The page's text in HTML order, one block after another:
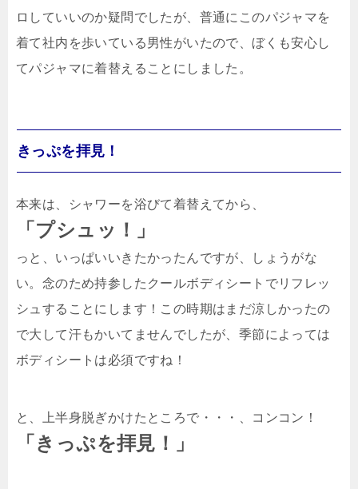
ロしていいのか疑問でしたが、普通にこのパジャマを
着て社内を歩いている男性がいたので、ぼくも安心し
てパジャマに着替えることにしました。
きっぷを拝見！
本来は、シャワーを浴びて着替えてから、
「プシュッ！」
っと、いっぱいいきたかったんですが、しょうがな
い。念のため持参したクールボディシートでリフレッ
シュすることにします！この時期はまだ涼しかったの
で大して汗もかいてませんでしたが、季節によっては
ボディシートは必須ですね！
と、上半身脱ぎかけたところで・・・、コンコン！
「きっぷを拝見！」